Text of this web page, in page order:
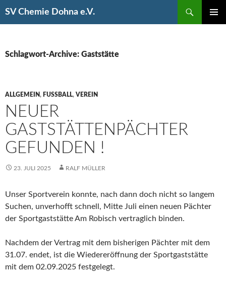
SV Chemie Dohna e.V.
Schlagwort-Archive: Gaststätte
ALLGEMEIN, FUSSBALL , VEREIN
NEUER
GASTSTÄTTENPÄCHTER
GEFUNDEN !
23. JULI 2025 RALF MÜLLER
Unser Sportverein konnte, nach dann doch nicht so langem
Suchen, unverhofft schnell, Mitte Juli einen neuen Pächter
der Sportgaststätte Am Robisch vertraglich binden.
Nachdem der Vertrag mit dem bisherigen Pächter mit dem
31.07. endet, ist die Wiedereröffnung der Sportgaststätte
mit dem 02.09.2025 festgelegt.